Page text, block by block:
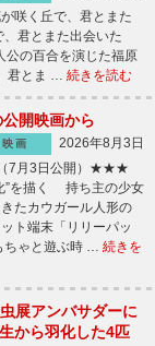
咲く丘で、君とまた
君とまた出会いた
公の百合を演じた福原
君とま … 続きを読む
公開映画から
映画
2026年8月3日
（7月3日公開）★★★
”を描く 持ち主の少女
たカウガール人形の
ト端末「リリーパッ
ちゃと遊ぶ時 … 続きを
展アンバサダーに
から羽化した4匹